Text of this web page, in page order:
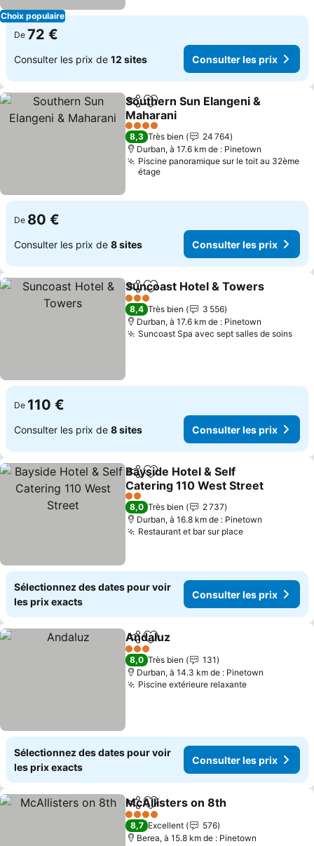
Choix populaire
De 72 €
Consulter les prix de 12 sites Consulter les prix
PartagerAjouter à mes favoris
Southern Sun Elangeni &
Maharani
4 Étoiles
8,3 Très bien
24 764
Durban, à 17.6 km de : Pinetown
Piscine panoramique sur le toit au 32ème
étage
De 80 €
Consulter les prix de 8 sites Consulter les prix
PartagerAjouter à mes favoris
Suncoast Hotel & Towers
3 Étoiles
8,4 Très bien
3 556
Durban, à 17.6 km de : Pinetown
Suncoast Spa avec sept salles de soins
De 110 €
Consulter les prix de 8 sites Consulter les prix
PartagerAjouter à mes favoris
Bayside Hotel & Self
Catering 110 West Street
2 Étoiles
8,0 Très bien
2 737
Durban, à 16.8 km de : Pinetown
Restaurant et bar sur place
Sélectionnez des dates pour voir
les prix exacts
Consulter les prix
PartagerAjouter à mes favoris
Andaluz
3 Étoiles
8,0 Très bien
131
Durban, à 14.3 km de : Pinetown
Piscine extérieure relaxante
Sélectionnez des dates pour voir
les prix exacts
Consulter les prix
PartagerAjouter à mes favoris
McAllisters on 8th
4 Étoiles
8,7 Excellent
576
Berea, à 15.8 km de : Pinetown